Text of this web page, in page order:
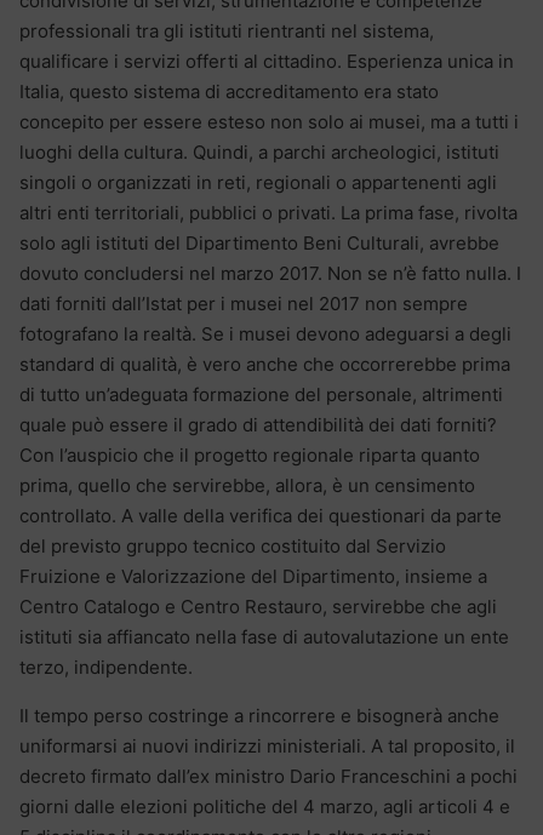
professionali tra gli istituti rientranti nel sistema,
qualificare i servizi offerti al cittadino. Esperienza unica in
Italia, questo sistema di accreditamento era stato
concepito per essere esteso non solo ai musei, ma a tutti i
luoghi della cultura. Quindi, a parchi archeologici, istituti
singoli o organizzati in reti, regionali o appartenenti agli
altri enti territoriali, pubblici o privati. La prima fase, rivolta
solo agli istituti del Dipartimento Beni Culturali, avrebbe
dovuto concludersi nel marzo 2017. Non se n’è fatto nulla. I
dati forniti dall’Istat per i musei nel 2017 non sempre
fotografano la realtà. Se i musei devono adeguarsi a degli
standard di qualità, è vero anche che occorrerebbe prima
di tutto un’adeguata formazione del personale, altrimenti
quale può essere il grado di attendibilità dei dati forniti?
Con l’auspicio che il progetto regionale riparta quanto
prima, quello che servirebbe, allora, è un censimento
controllato. A valle della verifica dei questionari da parte
del previsto gruppo tecnico costituito dal Servizio
Fruizione e Valorizzazione del Dipartimento, insieme a
Centro Catalogo e Centro Restauro, servirebbe che agli
istituti sia affiancato nella fase di autovalutazione un ente
terzo, indipendente.
Il tempo perso costringe a rincorrere e bisognerà anche
uniformarsi ai nuovi indirizzi ministeriali. A tal proposito, il
decreto firmato dall’ex ministro Dario Franceschini a pochi
giorni dalle elezioni politiche del 4 marzo, agli articoli 4 e